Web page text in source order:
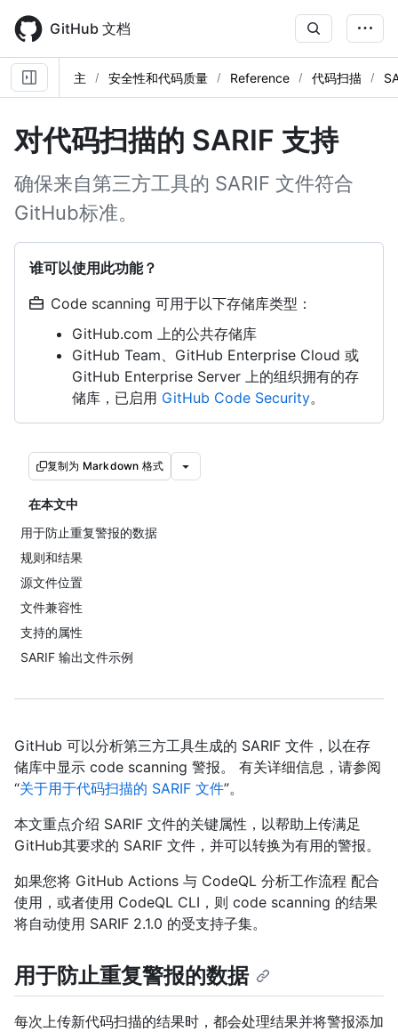
main
content
GitHub 文档
主 安全性和代码质量 Reference 代码扫描
对代码扫描的 SARIF 支持
确保来自第三方工具的 SARIF 文件符合
GitHub标准。
谁可以使用此功能？
Code scanning 可用于以下存储库类型：
GitHub.com 上的公共存储库
GitHub Team、GitHub Enterprise Cloud 或
GitHub Enterprise Server 上的组织拥有的存
储库，已启用 GitHub Code Security。
复制为 Markdown 格式
在本文中
用于防止重复警报的数据
规则和结果
源文件位置
文件兼容性
支持的属性
SARIF 输出文件示例
GitHub 可以分析第三方工具生成的 SARIF 文件，以在存
储库中显示 code scanning 警报。 有关详细信息，请参阅
“关于用于代码扫描的 SARIF 文件”。
本文重点介绍 SARIF 文件的关键属性，以帮助上传满足
GitHub其要求的 SARIF 文件，并可以转换为有用的警报。
如果您将 GitHub Actions 与 CodeQL 分析工作流程 配合
使用，或者使用 CodeQL CLI，则 code scanning 的结果
将自动使用 SARIF 2.1.0 的受支持子集。
用于防止重复警报的数据
每次上传新代码扫描的结果时，都会处理结果并将警报添加